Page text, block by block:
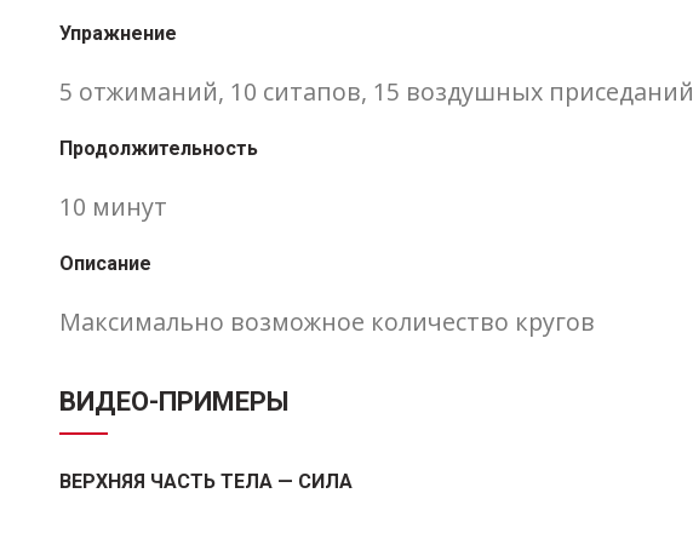
Упражнение
5 отжиманий, 10 ситапов, 15 воздушных приседаний
Продолжительность
10 минут
Описание
Максимально возможное количество кругов
ВИДЕО-ПРИМЕРЫ
ВЕРХНЯЯ ЧАСТЬ ТЕЛА — СИЛА